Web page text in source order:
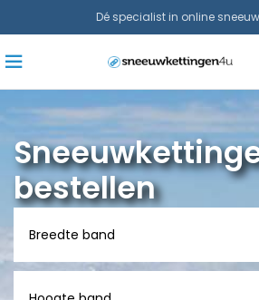
Dé specialist in online
bestellen